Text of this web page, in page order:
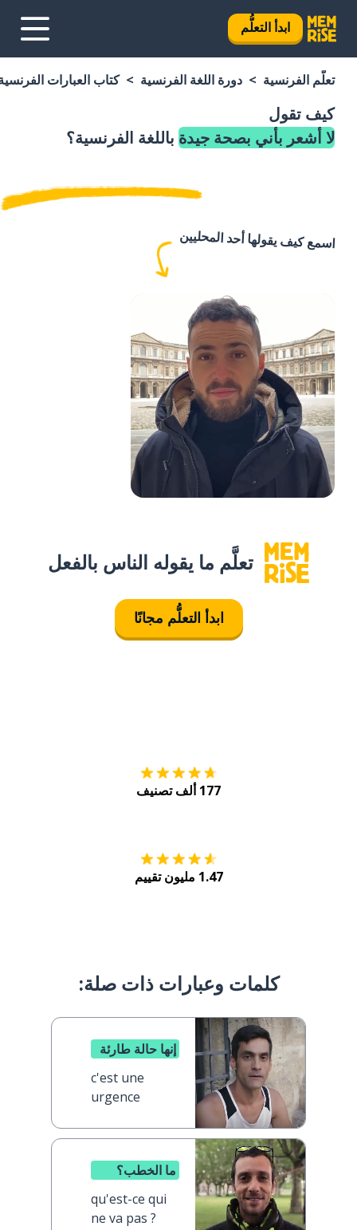
ابدأ التعلُّم
تعلَّم الفرنسية دورة اللغة الفرنسية كتاب العبارات
كيف تقول
لا أشعر بأني بصحة جيدة باللغة الفرنسية؟
اسمع كيف يقولها أحد المحليين
تعلَّم ما يقوله الناس بالفعل
ابدأ التعلُّم مجانًا
177 ألف تصنيف
1.47 مليون تقييم
كلمات وعبارات ذات صلة:
إنها حالة طارئة
c'est une
urgence
ما الخطب؟
qu'est-ce qui
ne va pas ?